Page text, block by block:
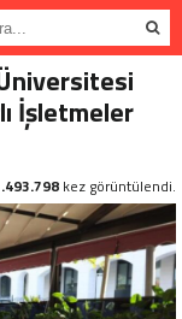
İşletmeler
kez görüntülendi.